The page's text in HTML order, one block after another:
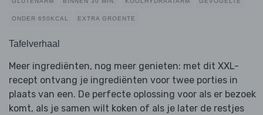
ONDER 650KCAL EXTRA GROENTE
Tafelverhaal
Meer ingrediënten, nog meer genieten: met dit XXL-
recept ontvang je ingrediënten voor twee porties in
plaats van een. De perfecte oplossing voor als er bezoek
komt, als je samen wilt koken of als je later de restjes